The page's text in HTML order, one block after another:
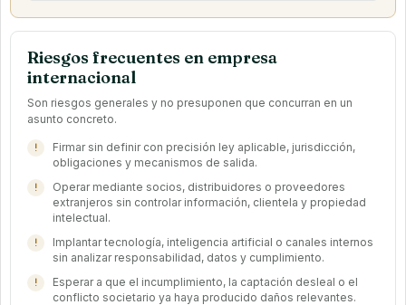
Riesgos frecuentes en empresa
internacional
Son riesgos generales y no presuponen que concurran en un
asunto concreto.
Firmar sin definir con precisión ley aplicable, jurisdicción,
obligaciones y mecanismos de salida.
Operar mediante socios, distribuidores o proveedores
extranjeros sin controlar información, clientela y propiedad
intelectual.
Implantar tecnología, inteligencia artificial o canales internos
sin analizar responsabilidad, datos y cumplimiento.
Esperar a que el incumplimiento, la captación desleal o el
conflicto societario ya haya producido daños relevantes.